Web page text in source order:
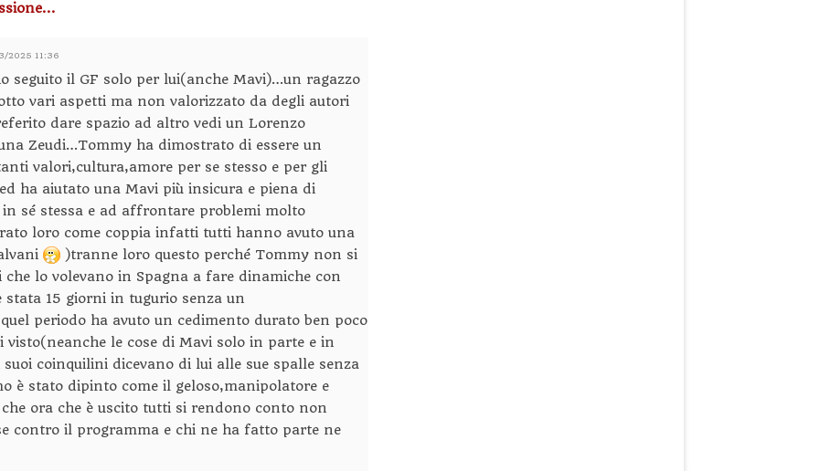
2025 11:36
seguito il GF solo per lui(anche Mavi)…un ragazzo
vari aspetti ma non valorizzato da degli autori
dare spazio ad altro vedi un Lorenzo
Zeudi…Tommy ha dimostrato di essere un
valori,cultura,amore per se stesso e per gli
ha aiutato una Mavi più insicura e piena di
sé stessa e ad affrontare problemi molto
loro come coppia infatti tutti hanno avuto una
)tranne loro questo perché Tommy non si
che lo volevano in Spagna a fare dinamiche con
15 giorni in tugurio senza un
periodo ha avuto un cedimento durato ben poco
le cose di Mavi solo in parte e in
coinquilini dicevano di lui alle sue spalle senza
è stato dipinto come il geloso,manipolatore e
ora che è uscito tutti si rendono conto non
contro il programma e chi ne ha fatto parte ne